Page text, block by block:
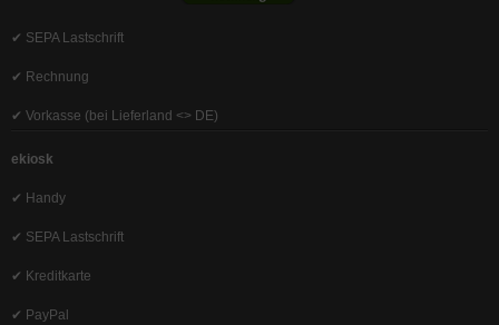
✔ SEPA Lastschrift
✔ Rechnung
✔ Vorkasse (bei Lieferland <> DE)
ekiosk
✔ Handy
✔ SEPA Lastschrift
✔ Kreditkarte
✔ PayPal